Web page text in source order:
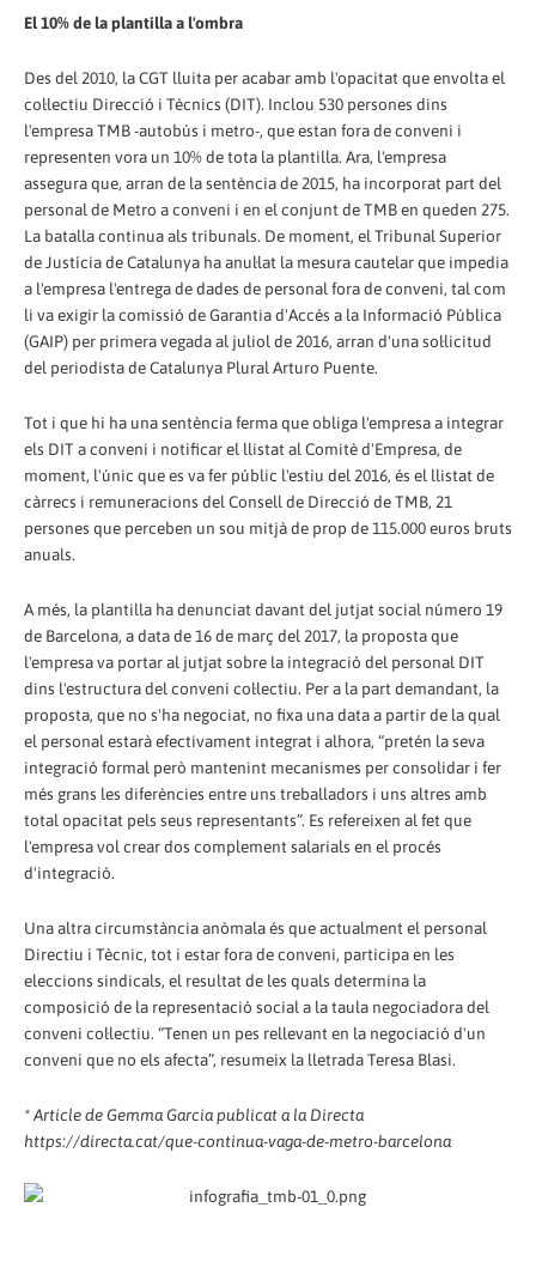
El 10% de la plantilla a l'ombra
Des del 2010, la CGT lluita per acabar amb l'opacitat que envolta el
col·lectiu Direcció i Tècnics (DIT). Inclou 530 persones dins
l'empresa TMB -autobús i metro-, que estan fora de conveni i
representen vora un 10% de tota la plantilla. Ara, l'empresa
assegura que, arran de la sentència de 2015, ha incorporat part del
personal de Metro a conveni i en el conjunt de TMB en queden 275.
La batalla continua als tribunals. De moment, el Tribunal Superior
de Justícia de Catalunya ha anul·lat la mesura cautelar que impedia
a l'empresa l'entrega de dades de personal fora de conveni, tal com
li va exigir la comissió de Garantia d'Accés a la Informació Pública
(GAIP) per primera vegada al juliol de 2016, arran d'una sol·licitud
del periodista de Catalunya Plural Arturo Puente.
Tot i que hi ha una sentència ferma que obliga l'empresa a integrar
els DIT a conveni i notificar el llistat al Comitè d'Empresa, de
moment, l'únic que es va fer públic l'estiu del 2016, és el llistat de
càrrecs i remuneracions del Consell de Direcció de TMB, 21
persones que perceben un sou mitjà de prop de 115.000 euros bruts
anuals.
A més, la plantilla ha denunciat davant del jutjat social número 19
de Barcelona, a data de 16 de març del 2017, la proposta que
l'empresa va portar al jutjat sobre la integració del personal DIT
dins l'estructura del conveni col·lectiu. Per a la part demandant, la
proposta, que no s'ha negociat, no fixa una data a partir de la qual
el personal estarà efectivament integrat i alhora, “pretén la seva
integració formal però mantenint mecanismes per consolidar i fer
més grans les diferències entre uns treballadors i uns altres amb
total opacitat pels seus representants”. Es refereixen al fet que
l'empresa vol crear dos complement salarials en el procés
d'integració.
Una altra circumstància anòmala és que actualment el personal
Directiu i Tècnic, tot i estar fora de conveni, participa en les
eleccions sindicals, el resultat de les quals determina la
composició de la representació social a la taula negociadora del
conveni col·lectiu. “Tenen un pes rellevant en la negociació d'un
conveni que no els afecta”, resumeix la lletrada Teresa Blasi.
* Article de Gemma Garcia publicat a la Directa
https://directa.cat/que-continua-vaga-de-metro-barcelona